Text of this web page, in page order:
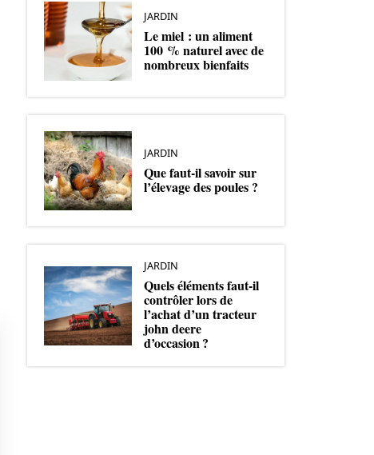
JARDIN
Le miel : un aliment
100 % naturel avec de
nombreux bienfaits
JARDIN
Que faut-il savoir sur
l’élevage des poules ?
JARDIN
Quels éléments faut-il
contrôler lors de
l’achat d’un tracteur
john deere
d’occasion ?